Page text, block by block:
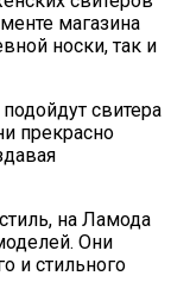
магазина
носки, так и
свитера
прекрасно
на Ламода
Они
и стильного